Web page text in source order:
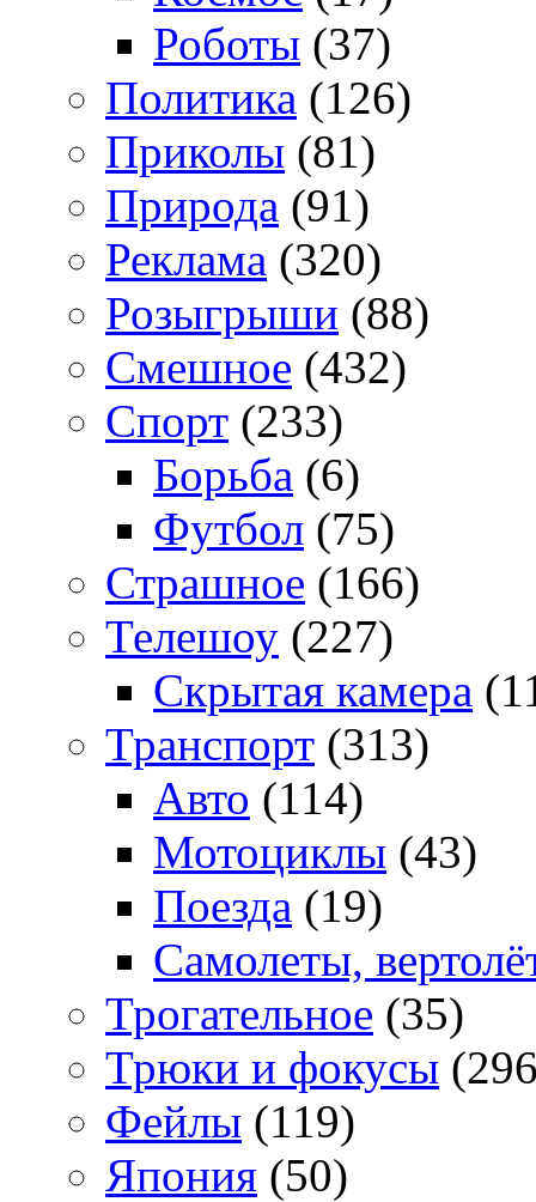
Роботы (37)
Политика (126)
Приколы (81)
Природа (91)
Реклама (320)
Розыгрыши (88)
Смешное (432)
Спорт (233)
Борьба (6)
Футбол (75)
Страшное (166)
Телешоу (227)
Скрытая камера
Транспорт (313)
Авто (114)
Мотоциклы (43)
Поезда (19)
Самолеты,
Трогательное (35)
Трюки и фокусы
Фейлы (119)
Япония (50)